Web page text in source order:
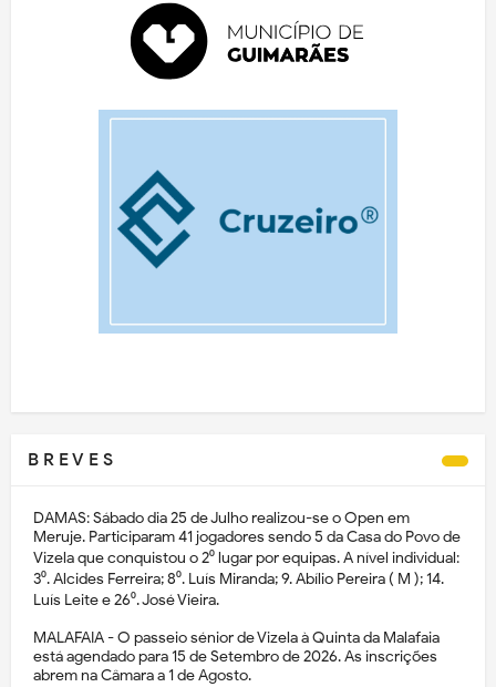
B R E V E S
DAMAS: Sábado dia 25 de Julho realizou-se o Open em
Meruje. Participaram 41 jogadores sendo 5 da Casa do Povo de
Vizela que conquistou o 2⁰ lugar por equipas. A nível individual:
3⁰. Alcides Ferreira; 8⁰. Luís Miranda; 9. Abílio Pereira ( M ); 14.
Luís Leite e 26⁰. José Vieira.
MALAFAIA - O passeio sénior de Vizela à Quinta da Malafaia
está agendado para 15 de Setembro de 2026. As inscrições
abrem na Câmara a 1 de Agosto.